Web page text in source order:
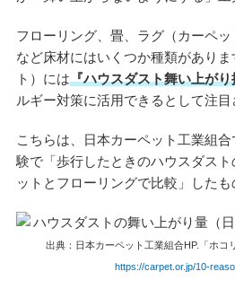
フローリング、畳、ラグ（カーペ
など床材にはいくつか種類があり
ト）には『ハウスダスト舞い上が
ルギー対策に活用できるとして注目
こちらは、日本カーペット工業組
験で「歩行したときのハウスダス
ットとフローリングで比較」したも
出典：日本カーペット工業組合HP.「ホコ
https://carpet.or.jp/10-